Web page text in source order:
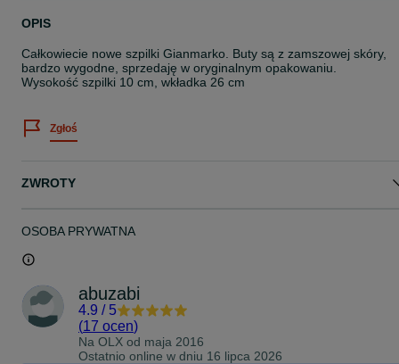
OPIS
Całkowiecie nowe szpilki Gianmarko. Buty są z zamszowej skóry,
bardzo wygodne, sprzedaję w oryginalnym opakowaniu.
Wysokość szpilki 10 cm, wkładka 26 cm
Zgłoś
ZWROTY
OSOBA PRYWATNA
abuzabi
4.9 / 5
(17 ocen)
Na OLX od maja 2016
Ostatnio online w dniu 16 lipca 2026